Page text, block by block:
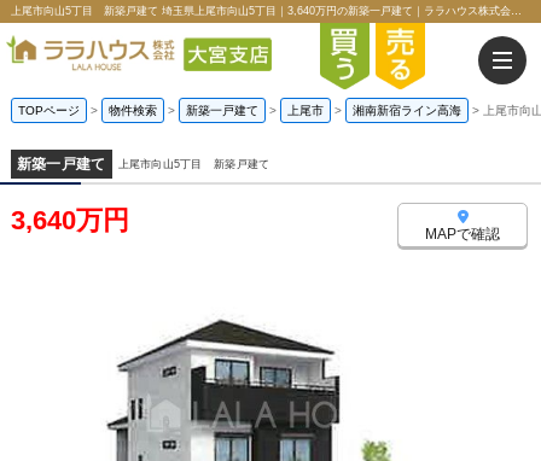
上尾市向山5丁目 新築戸建て 埼玉県上尾市向山5丁目｜3,640万円の新築一戸建て｜ララハウス株式会社大宮支店
TOPページ > 物件検索 > 新築一戸建て > 上尾市 > 湘南新宿ライン高海 > 上尾市
新築一戸建て 上尾市向山5丁目 新築戸建て
3,640万円 MAPで確認